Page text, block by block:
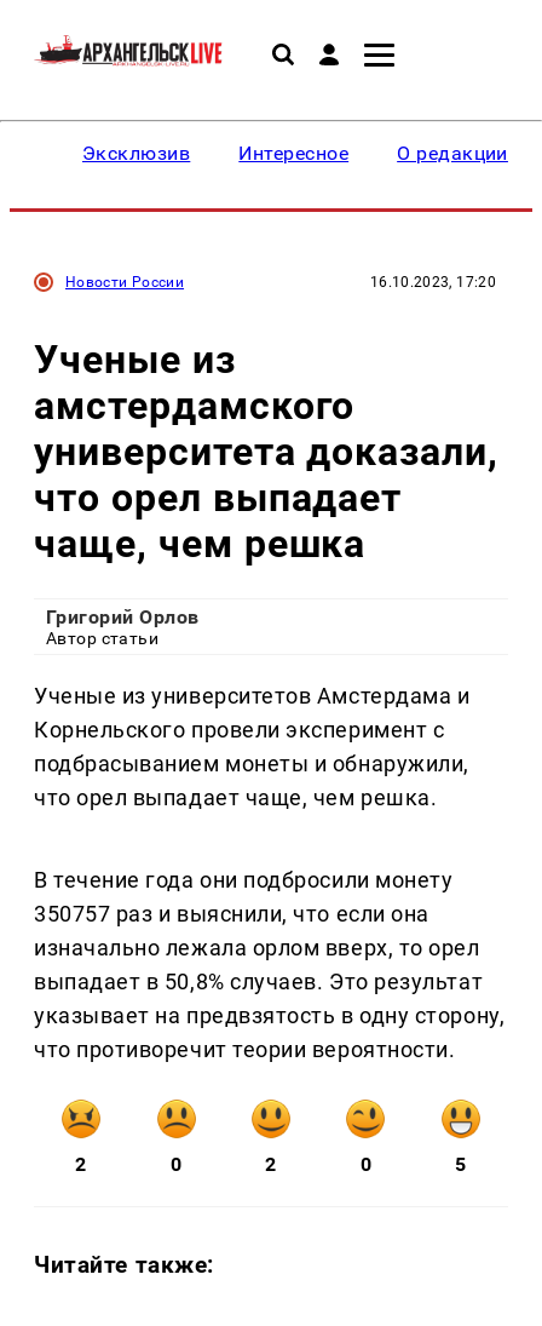
Эксклюзив Интересное О редакции
Новости России 16.10.2023, 17:20
Ученые из
амстердамского
университета доказали,
что орел выпадает
чаще, чем решка
Григорий Орлов
Автор статьи
Ученые из университетов Амстердама и
Корнельского провели эксперимент с
подбрасыванием монеты и обнаружили,
что орел выпадает чаще, чем решка.
В течение года они подбросили монету
350757 раз и выяснили, что если она
изначально лежала орлом вверх, то орел
выпадает в 50,8% случаев. Это результат
указывает на предвзятость в одну сторону,
что противоречит теории вероятности.
2 0 2 0 5
Читайте также: